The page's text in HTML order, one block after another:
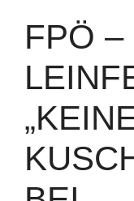
FPÖ –